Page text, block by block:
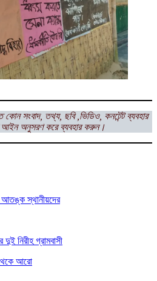
কোন সংবাদ, তথ্য, ছবি ,ভিডিও, কনটেন্ট ব্যবহার
আইন অনুসরণ করে ব্যবহার করুন।
আতঙ্ক স্থানীয়দের
দুই নিরীহ গ্রামবাসী
আরো